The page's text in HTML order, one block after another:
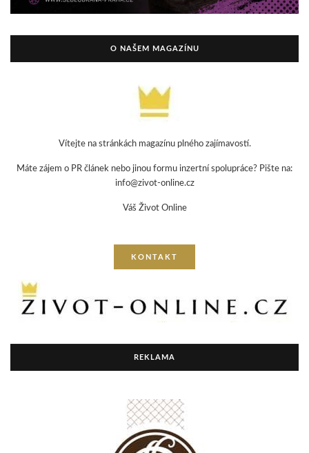
O NAŠEM MAGAZÍNU
Vítejte na stránkách magazínu plného zajímavostí.
Máte zájem o PR článek nebo jinou formu inzertní spolupráce? Pište na:
info@zivot-online.cz
Váš Život Online
KONTAKT
REKLAMA